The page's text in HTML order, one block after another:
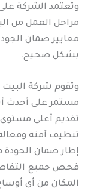
وتعتمد الشركة
مراحل العمل من
معايير ضمان
بشكل صحيح.
وتقوم شركة
مستمر على أحدث
تقديم أعلى
تنظيف آمنة
إطار ضمان الجودة
فحص جميع
المكان من أي